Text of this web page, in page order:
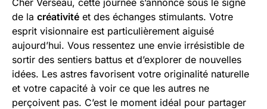
de la créativité et des échanges stimulants. Votre
esprit visionnaire est particulièrement aiguisé
aujourd’hui. Vous ressentez une envie irrésistible de
sortir des sentiers battus et d’explorer de nouvelles
idées. Les astres favorisent votre originalité naturelle
et votre capacité à voir ce que les autres ne
perçoivent pas. C’est le moment idéal pour partager